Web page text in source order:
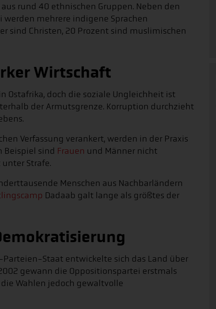
rund 40 ethnischen Gruppen. Neben den
mehrere indigene Sprachen
sind Christen, 20 Prozent sind muslimischen
Wirtschaft
Ostafrika, doch die soziale Ungleichheit ist
der Armutsgrenze. Korruption durchzieht
Verfassung verankert, werden in der Praxis
Beispiel sind Frauen und Männer nicht
Strafe.
Menschen aus Nachbarländern
Dadaab galt lange als größtes der
Staat entwickelte sich das Land über
gewann die Oppositionspartei erstmals
Wahlen jedoch gewaltvolle